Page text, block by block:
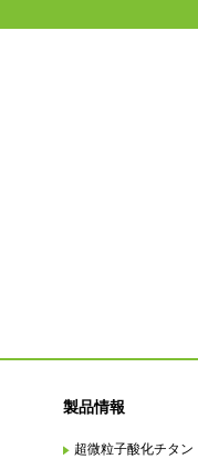
製品情報
超微粒子酸化チタン